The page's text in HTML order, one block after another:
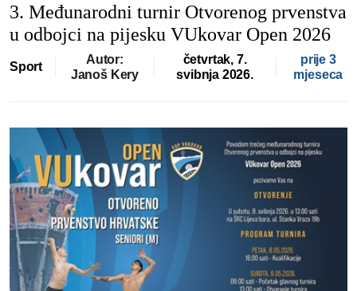
3. Međunarodni turnir Otvorenog prvenstva
u odbojci na pijesku VUkovar Open 2026
Sport
Autor:
Janoš Kery
četvrtak, 7.
svibnja 2026.
prije 3
mjeseca